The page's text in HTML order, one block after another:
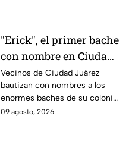
"Erick", el primer bache
con nombre en Ciudad
Juárez
Vecinos de Ciudad Juárez
bautizan con nombres a los
enormes baches de su colonia
como protesta ante la falta de
09 agosto, 2026